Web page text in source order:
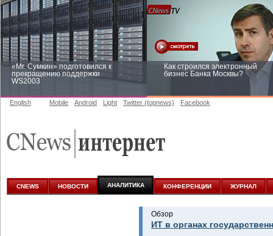
«Mr. Сумкин» подготовился к
прекращению поддержки
WS2003
Как строился электронный
бизнес Банка Москвы?
аналитике
English Mobile Android Light Twitter (topnews) Facebook
CNEWS НОВОСТИ АНАЛИТИКА КОНФЕРЕНЦИИ ЖУРНАЛ
Обзор
ИТ в органах